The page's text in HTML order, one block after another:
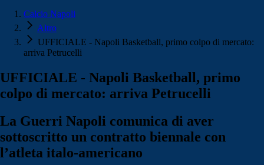
Calcio Napoli
Altro
UFFICIALE - Napoli Basketball, primo colpo di mercato:
arriva Petrucelli
UFFICIALE - Napoli Basketball, primo
colpo di mercato: arriva Petrucelli
La Guerri Napoli comunica di aver
sottoscritto un contratto biennale con
l’atleta italo-americano